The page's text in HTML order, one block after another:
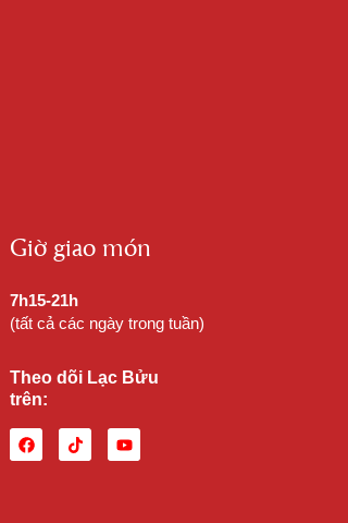
Giờ giao món
7h15-21h
(tất cả các ngày trong tuần)
Theo dõi Lạc Bửu
trên: